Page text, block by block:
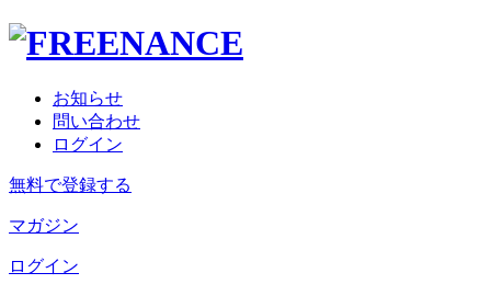
お知らせ
問い合わせ
ログイン
無料で登録する
マガジン
ログイン